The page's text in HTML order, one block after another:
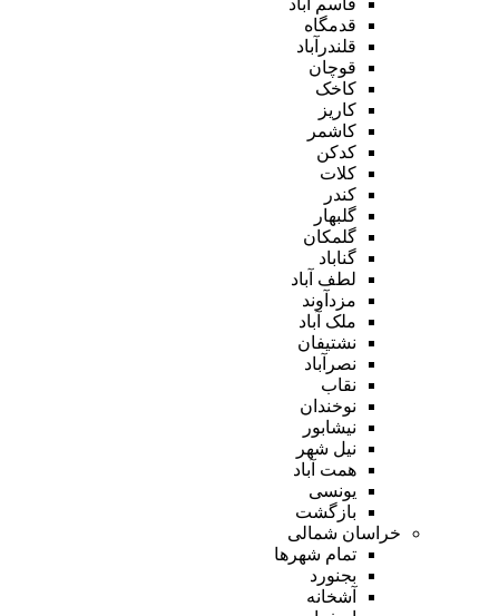
قدمگاه
قلندرآباد
قوچان
کاخک
کاریز
کاشمر
کدکن
کلات
کندر
گلبهار
گلمکان
گناباد
لطف آباد
مزدآوند
ملک آباد
نشتیفان
نصرآباد
نقاب
نوخندان
نیشابور
نیل شهر
همت آباد
یونسی
بازگشت
خراسان شمالی
تمام شهر‌ها
بجنورد
آشخانه